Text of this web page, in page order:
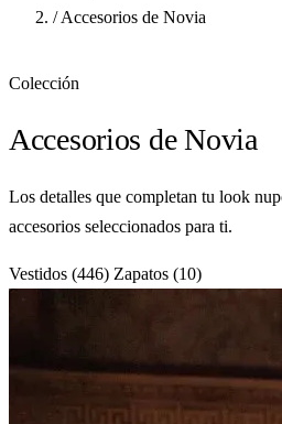
/ Accesorios de Novia
Colección
Accesorios de Novia
Los detalles que completan tu look
accesorios seleccionados para ti.
Vestidos (446) Zapatos (10)